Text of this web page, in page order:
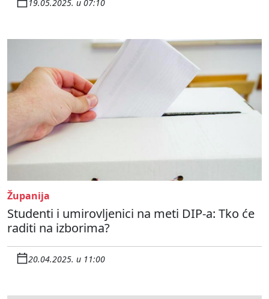
19.05.2025. u 07:10
Županija
Studenti i umirovljenici na meti DIP-a: Tko će
raditi na izborima?
20.04.2025. u 11:00